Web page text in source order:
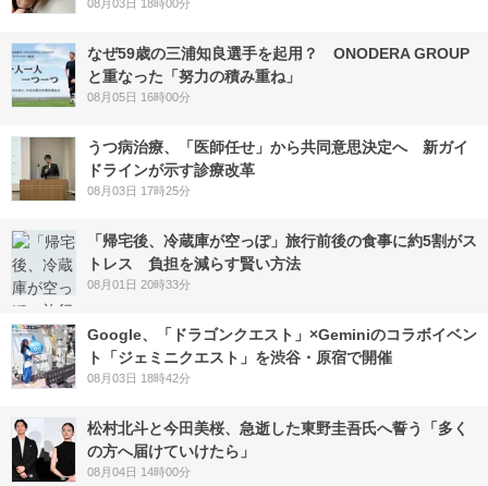
08月03日 18時00分
なぜ59歳の三浦知良選手を起用？ ONODERA GROUP
と重なった「努力の積み重ね」
08月05日 16時00分
うつ病治療、「医師任せ」から共同意思決定へ 新ガイ
ドラインが示す診療改革
08月03日 17時25分
「帰宅後、冷蔵庫が空っぽ」旅行前後の食事に約5割がス
トレス 負担を減らす賢い方法
08月01日 20時33分
Google、「ドラゴンクエスト」×Geminiのコラボイベン
ト「ジェミニクエスト」を渋谷・原宿で開催
08月03日 18時42分
松村北斗と今田美桜、急逝した東野圭吾氏へ誓う「多く
の方へ届けていけたら」
08月04日 14時00分